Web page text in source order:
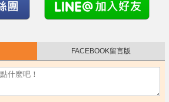
FACEBOOK留言版